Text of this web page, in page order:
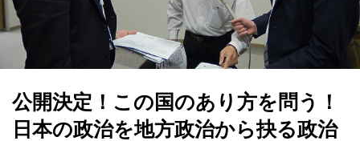
公開決定！この国のあり方を問う！
日本の政治を地方政治から抉る政治